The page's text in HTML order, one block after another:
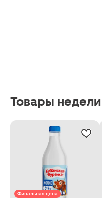
Товары недели
Финальная цена